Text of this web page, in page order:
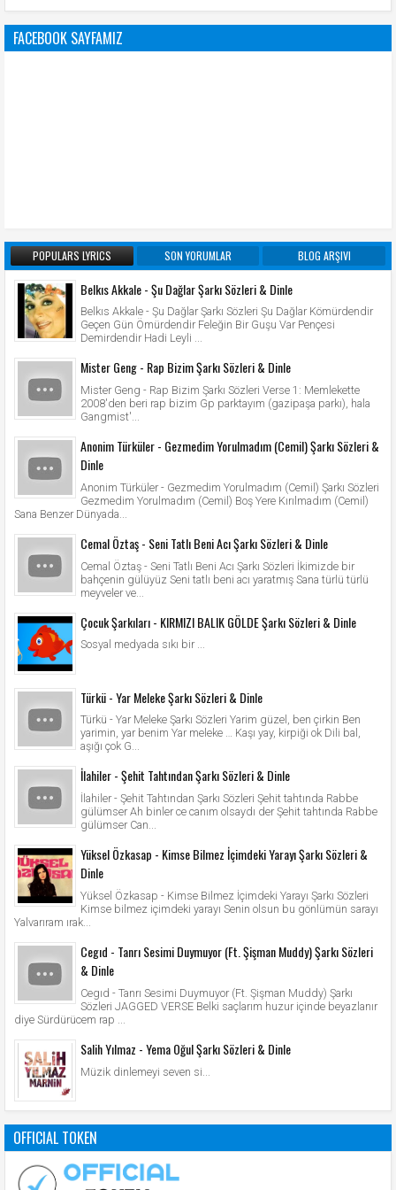
FACEBOOK SAYFAMIZ
POPULARS LYRICS SON YORUMLAR BLOG ARŞIVI
Belkıs Akkale - Şu Dağlar Şarkı Sözleri & Dinle
Belkıs Akkale - Şu Dağlar Şarkı Sözleri Şu Dağlar Kömürdendir
Geçen Gün Ömürdendir Feleğin Bir Guşu Var Pençesi
Demirdendir Hadi Leyli ...
Mister Geng - Rap Bizim Şarkı Sözleri & Dinle
Mister Geng - Rap Bizim Şarkı Sözleri Verse 1: Memlekette
2008'den beri rap bizim Gp parktayım (gazipaşa parkı), hala
Gangmist'...
Anonim Türküler - Gezmedim Yorulmadım (Cemil) Şarkı Sözleri &
Dinle
Anonim Türküler - Gezmedim Yorulmadım (Cemil) Şarkı Sözleri
Gezmedim Yorulmadım (Cemil) Boş Yere Kırılmadım (Cemil)
Sana Benzer Dünyada...
Cemal Öztaş - Seni Tatlı Beni Acı Şarkı Sözleri & Dinle
Cemal Öztaş - Seni Tatlı Beni Acı Şarkı Sözleri İkimizde bir
bahçenin gülüyüz Seni tatlı beni acı yaratmış Sana türlü türlü
meyveler ve...
Çocuk Şarkıları - KIRMIZI BALIK GÖLDE Şarkı Sözleri & Dinle
Sosyal medyada sıkı bir ...
Türkü - Yar Meleke Şarkı Sözleri & Dinle
Türkü - Yar Meleke Şarkı Sözleri Yarim güzel, ben çirkin Ben
yarimin, yar benim Yar meleke … Kaşı yay, kirpiği ok Dili bal,
aşığı çok G...
İlahiler - Şehit Tahtından Şarkı Sözleri & Dinle
İlahiler - Şehit Tahtından Şarkı Sözleri Şehit tahtında Rabbe
gülümser Ah binler ce canım olsaydı der Şehit tahtında Rabbe
gülümser Can...
Yüksel Özkasap - Kimse Bilmez İçimdeki Yarayı Şarkı Sözleri &
Dinle
Yüksel Özkasap - Kimse Bilmez İçimdeki Yarayı Şarkı Sözleri
Kimse bilmez içimdeki yarayı Senin olsun bu gönlümün sarayı
Yalvarıram ırak...
Cegıd - Tanrı Sesimi Duymuyor (Ft. Şişman Muddy) Şarkı Sözleri
& Dinle
Cegıd - Tanrı Sesimi Duymuyor (Ft. Şişman Muddy) Şarkı
Sözleri JAGGED VERSE Belki saçlarım huzur içinde beyazlanır
diye Sürdürücem rap ...
Salih Yılmaz - Yema Oğul Şarkı Sözleri & Dinle
Müzik dinlemeyi seven si...
OFFICIAL TOKEN